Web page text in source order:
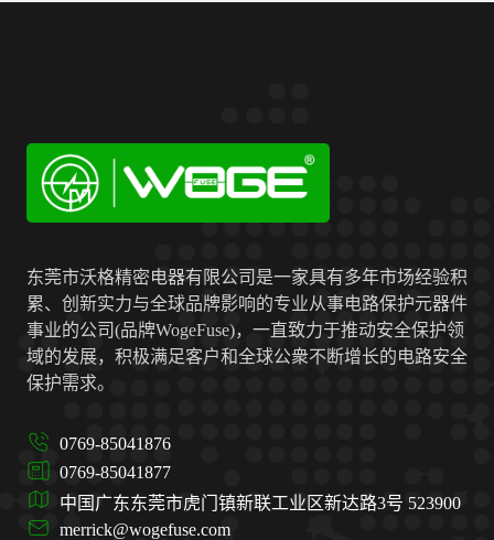
东莞市沃格精密电器有限公司是一家具有多年市场经验积
累、创新实力与全球品牌影响的专业从事电路保护元器件
事业的公司(品牌WogeFuse)，一直致力于推动安全保护领
域的发展，积极满足客户和全球公衆不断增长的电路安全
保护需求。
0769-85041876
0769-85041877
中国广东东莞市虎门镇新联工业区新达路3号 523900
merrick@wogefuse.com